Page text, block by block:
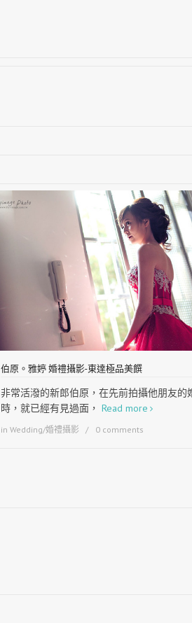
伯原。雅婷 婚禮攝影-東達極品美饌
非常活潑的新郎伯原，在先前拍攝他朋友的
時，就已經有見過面， Read more
in Wedding/婚禮攝影 0 comments